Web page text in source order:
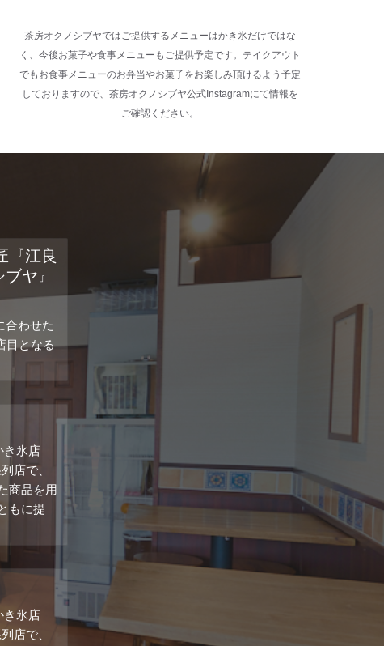
茶房オクノシブヤではご提供するメニューはかき氷だけではな
く、今後お菓子や食事メニューもご提供予定です。テイクアウト
でもお食事メニューのお弁当やお菓子をお楽しみ頂けるよう予定
しておりますので、茶房オクノシブヤ公式Instagramにて情報を
ご確認ください。
『江良
ヤ』
合わせた
目となる
き氷店
店で、
商品を用
もに提
き氷店
店で、